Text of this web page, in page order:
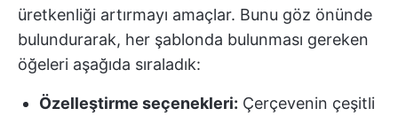
üretkenliği artırmayı amaçlar. Bunu göz önünde
bulundurarak, her şablonda bulunması gereken
öğeleri aşağıda sıraladık:
Özelleştirme seçenekleri: Çerçevenin çeşitli